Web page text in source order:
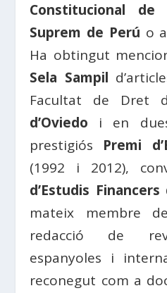
Constitucional de
Suprem de Perú o
Ha obtingut
Sela Sampil
Facultat de Dret
d’Oviedo i en
prestigiós Premi
(1992 i 2012),
d’Estudis
mateix membre
redacció de
espanyoles i
reconegut com a